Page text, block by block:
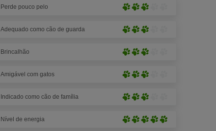
patas)
de
patas)
Perde pouco pelo
Moderado
de
patas)
Adequado como cão de guarda
Moderado
de
patas)
Brincalhão
Moderado
de
patas)
Amigável com gatos
Moderado
de
patas)
Indicado como cão de família
Moderado
de
Nível de energia
Muito